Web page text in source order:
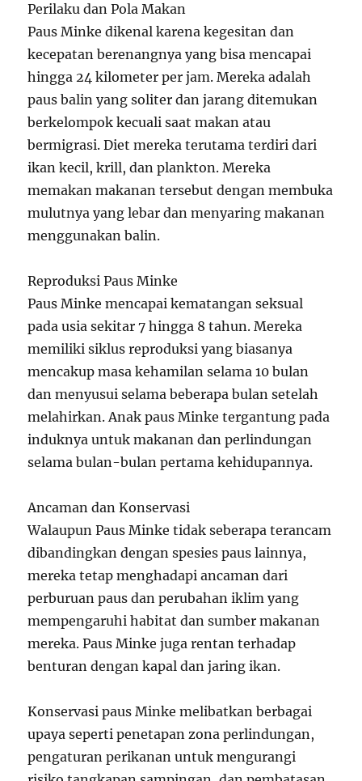
Perilaku dan Pola Makan
Paus Minke dikenal karena kegesitan dan
kecepatan berenangnya yang bisa mencapai
hingga 24 kilometer per jam. Mereka adalah
paus balin yang soliter dan jarang ditemukan
berkelompok kecuali saat makan atau
bermigrasi. Diet mereka terutama terdiri dari
ikan kecil, krill, dan plankton. Mereka
memakan makanan tersebut dengan membuka
mulutnya yang lebar dan menyaring makanan
menggunakan balin.
Reproduksi Paus Minke
Paus Minke mencapai kematangan seksual
pada usia sekitar 7 hingga 8 tahun. Mereka
memiliki siklus reproduksi yang biasanya
mencakup masa kehamilan selama 10 bulan
dan menyusui selama beberapa bulan setelah
melahirkan. Anak paus Minke tergantung pada
induknya untuk makanan dan perlindungan
selama bulan-bulan pertama kehidupannya.
Ancaman dan Konservasi
Walaupun Paus Minke tidak seberapa terancam
dibandingkan dengan spesies paus lainnya,
mereka tetap menghadapi ancaman dari
perburuan paus dan perubahan iklim yang
mempengaruhi habitat dan sumber makanan
mereka. Paus Minke juga rentan terhadap
benturan dengan kapal dan jaring ikan.
Konservasi paus Minke melibatkan berbagai
upaya seperti penetapan zona perlindungan,
pengaturan perikanan untuk mengurangi